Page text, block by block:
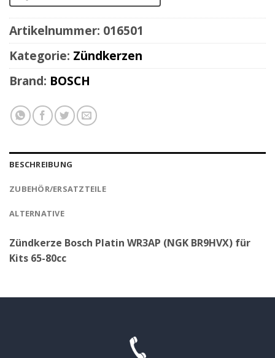
Artikelnummer: 016501
Kategorie: Zündkerzen
Brand: BOSCH
BESCHREIBUNG
ZUBEHÖR/ERSATZTEILE
ALTERNATIVE
Zündkerze Bosch Platin WR3AP (NGK BR9HVX) für
Kits 65-80cc